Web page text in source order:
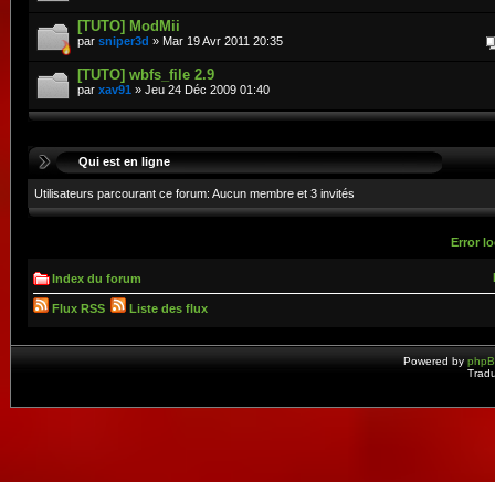
[TUTO] ModMii
par sniper3d » Mar 19 Avr 2011 20:35
[TUTO] wbfs_file 2.9
par xav91 » Jeu 24 Déc 2009 01:40
Qui est en ligne
Utilisateurs parcourant ce forum: Aucun membre et 3 invités
Error
Index du forum
Flux RSS Liste des flux
Powered by